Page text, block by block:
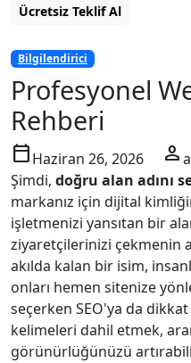
Ücretsiz Teklif Al
Bilgilendirici
Profesyonel
Rehberi
calendar_todayHaziran 26, 2026 person
Şimdi, doğru alan adını
markanız için dijital
işletmenizi yansıtan bir
ziyaretçilerinizi çekmenin
akılda kalan bir isim,
onları hemen sitenize
seçerken SEO'ya da
kelimeleri dahil etmek,
görünürlüğünüzü